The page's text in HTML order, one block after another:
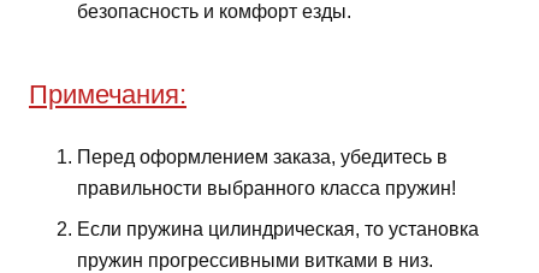
безопасность и комфорт езды.
Примечания:
Перед оформлением заказа, убедитесь в
правильности выбранного класса пружин!
Если пружина цилиндрическая, то установка
пружин прогрессивными витками в низ.